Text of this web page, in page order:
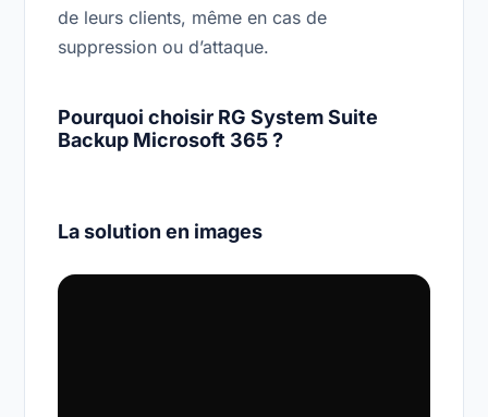
de leurs clients, même en cas de
suppression ou d’attaque.
Pourquoi choisir RG System Suite
Backup Microsoft 365 ?
La solution en images